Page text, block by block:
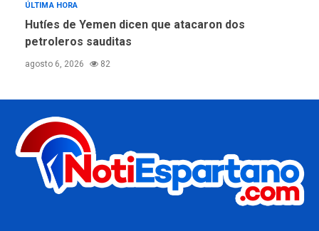
ÚLTIMA HORA
Hutíes de Yemen dicen que atacaron dos
petroleros sauditas
agosto 6, 2026 82